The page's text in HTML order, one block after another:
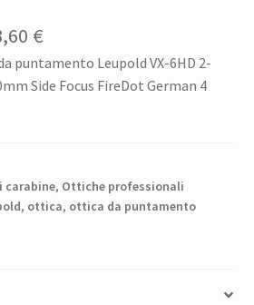
€Il
prezzo
attuale
puntamento Leupold VX-6HD 2-
Side Focus FireDot German 4
carabine, Ottiche professionali
, ottica, ottica da puntamento